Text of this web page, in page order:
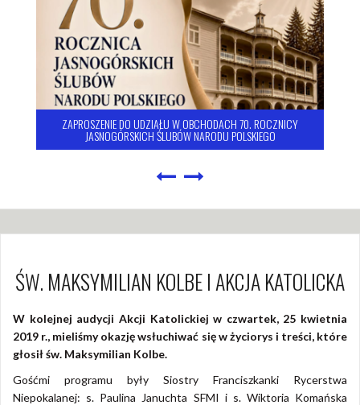
ZAPROSZENIE DO UDZIAŁU W OBCHODACH 70. ROCZNICY
JASNOGÓRSKICH ŚLUBÓW NARODU POLSKIEGO
ŚW. MAKSYMILIAN KOLBE I AKCJA KATOLICKA
W kolejnej audycji Akcji Katolickiej w czwartek, 25 kwietnia
2019 r., mieliśmy okazję wsłuchiwać się w życiorys i treści, które
głosił św. Maksymilian Kolbe.
Gośćmi programu były Siostry Franciszkanki Rycerstwa
Niepokalanej: s. Paulina Januchta SFMI i s. Wiktoria Komańska